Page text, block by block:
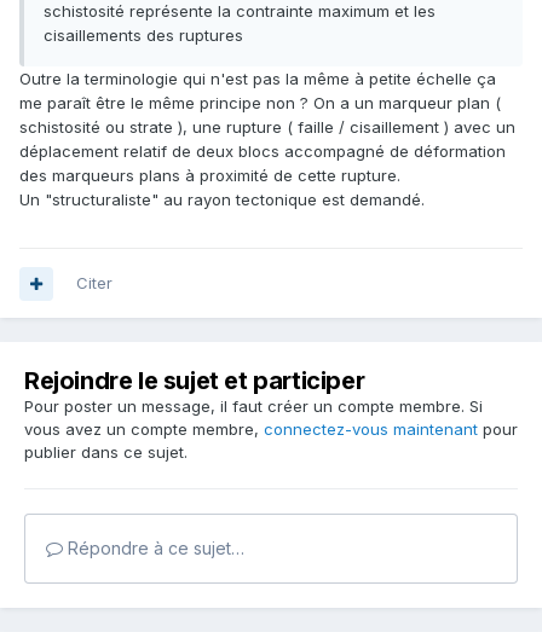
schistosité représente la contrainte maximum et les
cisaillements des ruptures
Outre la terminologie qui n'est pas la même à petite échelle ça
me paraît être le même principe non ? On a un marqueur plan (
schistosité ou strate ), une rupture ( faille / cisaillement ) avec un
déplacement relatif de deux blocs accompagné de déformation
des marqueurs plans à proximité de cette rupture.
Un "structuraliste" au rayon tectonique est demandé.
Citer
Rejoindre le sujet et participer
Pour poster un message, il faut créer un compte membre. Si
vous avez un compte membre, connectez-vous maintenant pour
publier dans ce sujet.
Répondre à ce sujet…